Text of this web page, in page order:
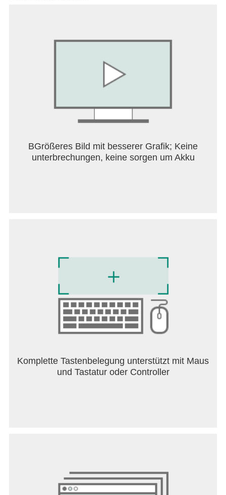
BGrößeres Bild mit besserer Grafik; Keine
unterbrechungen, keine sorgen um Akku
Komplette Tastenbelegung unterstützt mit Maus
und Tastatur oder Controller